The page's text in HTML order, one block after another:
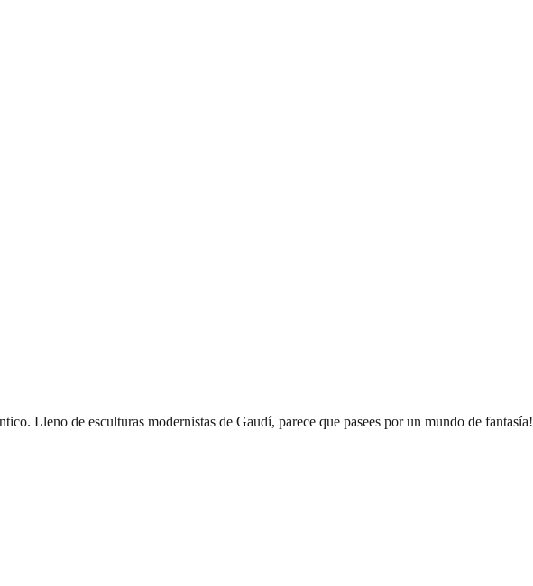
Lleno de esculturas modernistas de Gaudí, parece que pasees por un mundo de fantasía!